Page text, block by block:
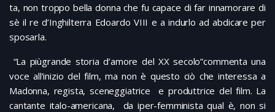
ta, non troppo bella donna che fu capace di far innamorare di
sè il re d’Inghilterra Edoardo VIII e a indurlo ad abdicare per
sposarla.
“La piùgrande storia d’amore del XX secolo”commenta una
voce all’inizio del film, ma non è questo ciò che interessa a
Madonna, regista, sceneggiatrice e produttrice del film. La
cantante italo-americana, da iper-femminista qual è, non si